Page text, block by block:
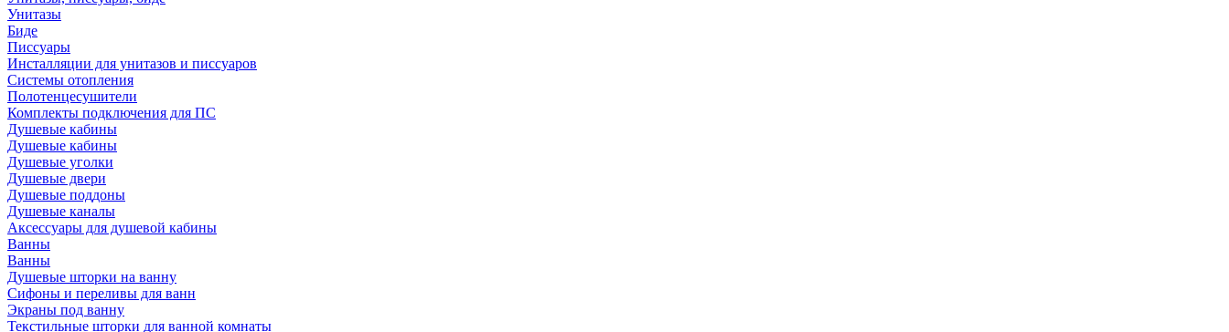
Унитазы
Биде
Писсуары
Инсталляции для унитазов и писсуаров
Системы отопления
Полотенцесушители
Комплекты подключения для ПС
Душевые кабины
Душевые кабины
Душевые уголки
Душевые двери
Душевые поддоны
Душевые каналы
Аксессуары для душевой кабины
Ванны
Ванны
Душевые шторки на ванну
Сифоны и переливы для ванн
Экраны под ванну
Текстильные шторки для ванной комнаты